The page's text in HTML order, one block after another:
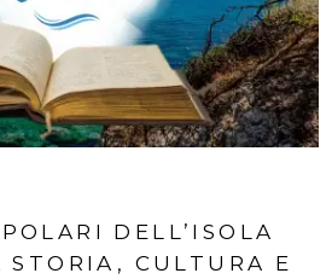
DELL’ISOLA
STORIA, CULTURA E